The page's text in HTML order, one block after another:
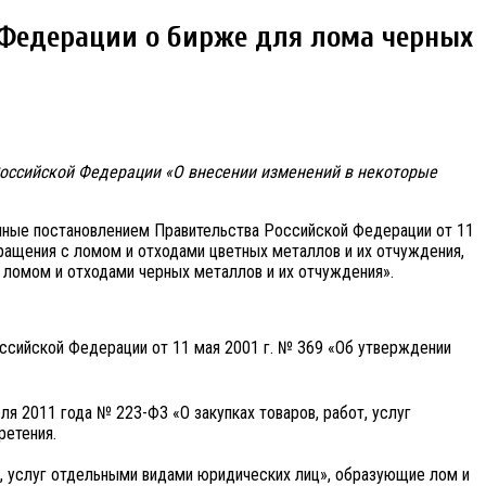
о бирже для лома черных
Федерации «О внесении изменений в некоторые
постановлением Правительства Российской Федерации от 11
с ломом и отходами цветных металлов и их отчуждения,
и отходами черных металлов и их отчуждения».
Федерации от 11 мая 2001 г. № 369 «Об утверждении
2011 года № 223-ФЗ «О закупках товаров, работ, услуг
услуг отдельными видами юридических лиц», образующие лом и